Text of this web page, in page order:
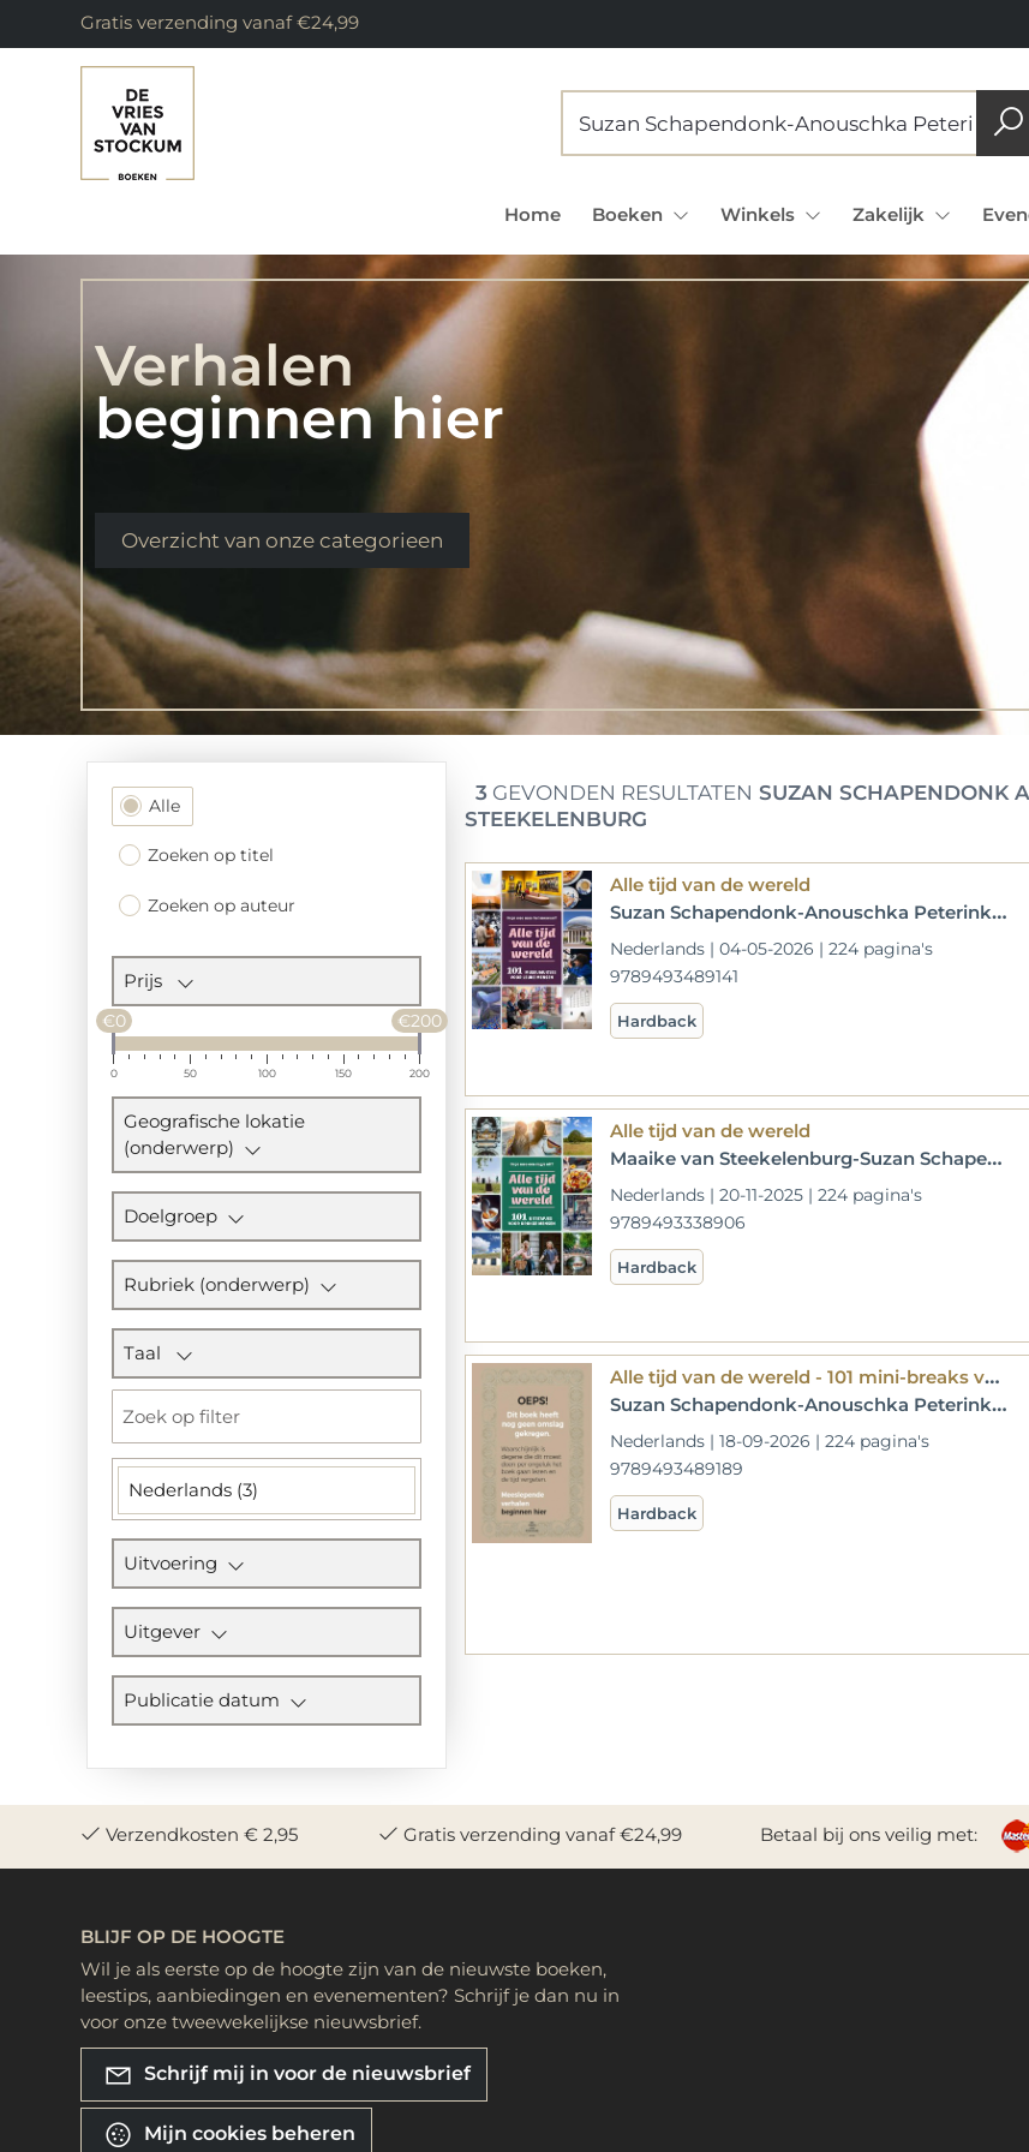
Gratis verzending vanaf €24,99
Home Boeken Winkels Zakelijk
Verhalen
beginnen hier
Overzicht van onze categorieen
Filtersectie
Alle
Zoeken op titel
Zoeken op auteur
Prijs
€0 €200
0 50 100 150 200
Geografische lokatie
(onderwerp)
Doelgroep
Rubriek (onderwerp)
Taal
Nederlands (3)
Uitvoering
Uitgever
Publicatie datum
3 GEVONDEN RESULTATEN SUZAN SCHAPENDONK
STEEKELENBURG
Alle tijd van de wereld
Suzan Schapendonk-Anouschka Peterink-Maaike van Steekelenburg
Nederlands | 04-05-2026 | 224 pagina's
9789493489141
Hardback
Alle tijd van de wereld
Maaike van Steekelenburg-Suzan Schapendonk-Anouschka Peterink
Nederlands | 20-11-2025 | 224 pagina's
9789493338906
Hardback
Alle tijd van de wereld - 101 mini-breaks voor leuke mensen
Suzan Schapendonk-Anouschka Peterink-Maaike van Steekelenburg
Nederlands | 18-09-2026 | 224 pagina's
9789493489189
Hardback
Verzendkosten € 2,95 Gratis verzending vanaf €24,99 Betaal bij ons veilig met:
BLIJF OP DE HOOGTE
Wil je als eerste op de hoogte zijn van de nieuwste boeken,
leestips, aanbiedingen en evenementen? Schrijf je dan nu in
voor onze tweewekelijkse nieuwsbrief.
Schrijf mij in voor de nieuwsbrief
Mijn cookies beheren